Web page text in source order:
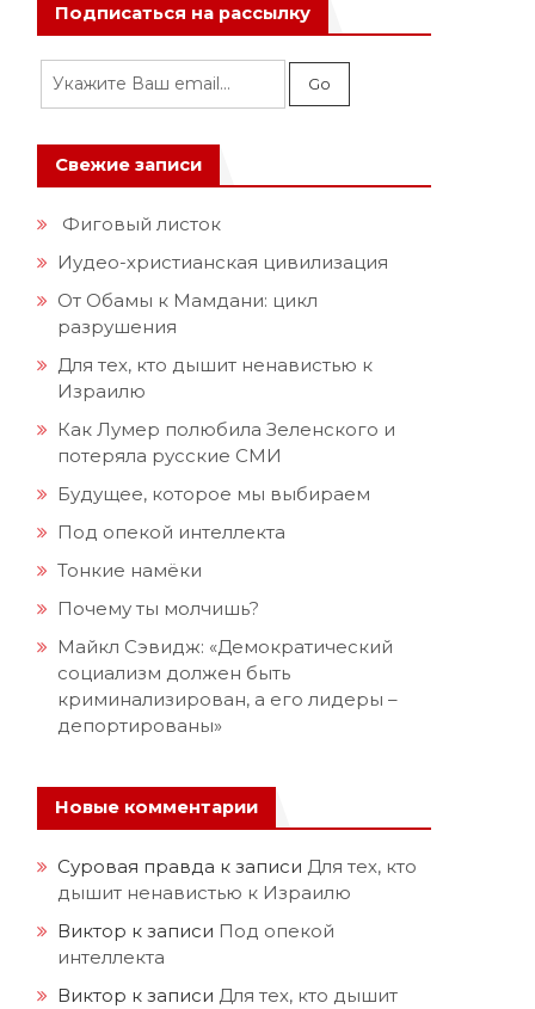
Подписаться на рассылку
Свежие записи
Фиговый листок
Иудео-христианская цивилизация
От Обамы к Мамдани: цикл
разрушения
Для тех, кто дышит ненавистью к
Израилю
Как Лумер полюбила Зеленского и
потеряла русские СМИ
Будущее, которое мы выбираем
Под опекой интеллекта
Тонкие намёки
Почему ты молчишь?
Майкл Сэвидж: «Демократический
социализм должен быть
криминализирован, а его лидеры –
депортированы»
Новые комментарии
Суровая правда к записи Для тех, кто
дышит ненавистью к Израилю
Виктор к записи Под опекой
интеллекта
Виктор к записи Для тех, кто дышит